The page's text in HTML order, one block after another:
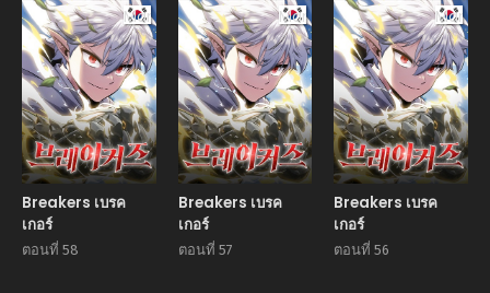
Manhwa
Breakers เบรค
เกอร์
ตอนที่ 58
Manhwa
Breakers เบรค
เกอร์
ตอนที่ 57
Breakers เบรค
เกอร์
ตอนที่ 56